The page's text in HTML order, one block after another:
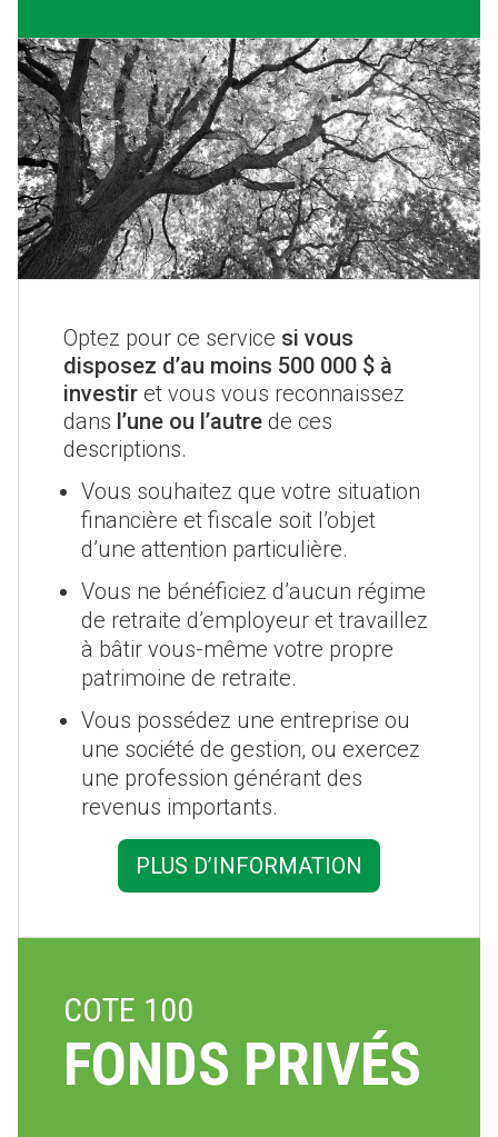
Optez pour ce service si vous
disposez d’au moins 500 000 $ à
investir et vous vous reconnaissez
dans l’une ou l’autre de ces
descriptions.
Vous souhaitez que votre situation
financière et fiscale soit l’objet
d’une attention particulière.
Vous ne bénéficiez d’aucun régime
de retraite d’employeur et travaillez
à bâtir vous-même votre propre
patrimoine de retraite.
Vous possédez une entreprise ou
une société de gestion, ou exercez
une profession générant des
revenus importants.
PLUS D’INFORMATION
COTE 100
FONDS PRIVÉS